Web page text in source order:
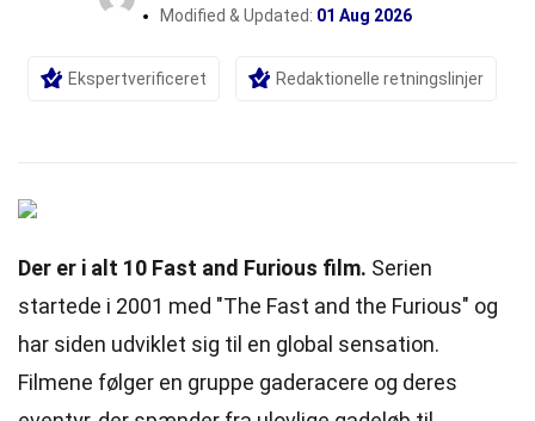
Modified & Updated: 01 Aug 2026
Ekspertverificeret Redaktionelle retningslinjer
Der er i alt 10 Fast and Furious film. Serien
startede i 2001 med "The Fast and the Furious" og
har siden udviklet sig til en global sensation.
Filmene følger en gruppe gaderacere og deres